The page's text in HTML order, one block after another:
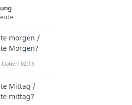
morgen /
Morgen?
Dauer: 02:13
Mittag /
mittag?